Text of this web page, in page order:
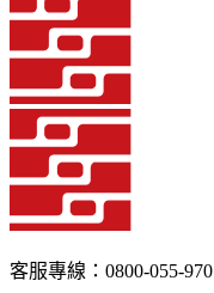
客服專線：0800-055-970